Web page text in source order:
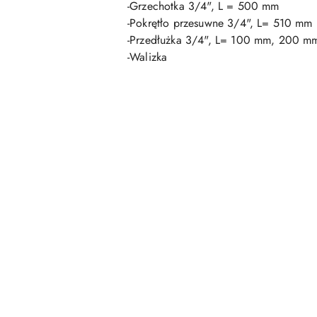
-Grzechotka 3/4", L = 500 mm
-Pokrętło przesuwne 3/4", L= 510 mm
-Przedłużka 3/4", L= 100 mm, 200
-Walizka